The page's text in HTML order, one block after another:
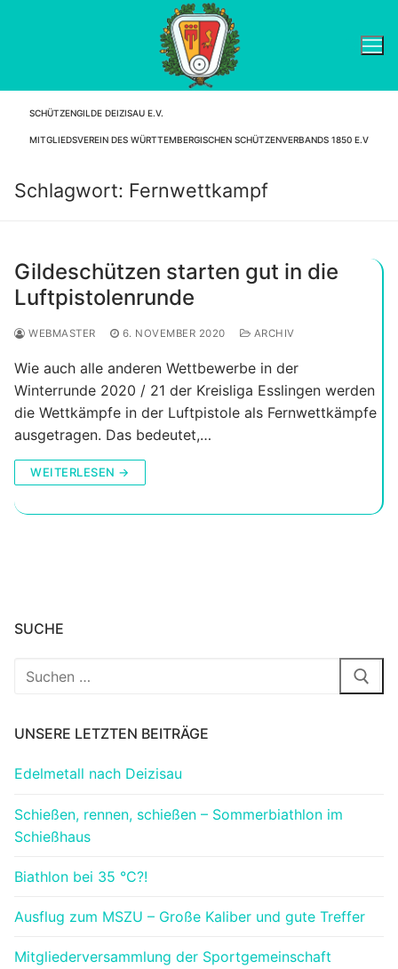
SCHÜTZENGILDE DEIZISAU E.V.
MITGLIEDSVEREIN DES WÜRTTEMBERGISCHEN SCHÜTZENVERBANDS 1850 E.V
Schlagwort: Fernwettkampf
Gildeschützen starten gut in die
Luftpistolenrunde
WEBMASTER 6. NOVEMBER 2020 ARCHIV
Wie auch alle anderen Wettbewerbe in der
Winterrunde 2020 / 21 der Kreisliga Esslingen werden
die Wettkämpfe in der Luftpistole als Fernwettkämpfe
ausgetragen. Das bedeutet,…
WEITERLESEN →
SUCHE
Suchen
UNSERE LETZTEN BEITRÄGE
Edelmetall nach Deizisau
Schießen, rennen, schießen – Sommerbiathlon im
Schießhaus
Biathlon bei 35 °C?!
Ausflug zum MSZU – Große Kaliber und gute Treffer
Mitgliederversammlung der Sportgemeinschaft